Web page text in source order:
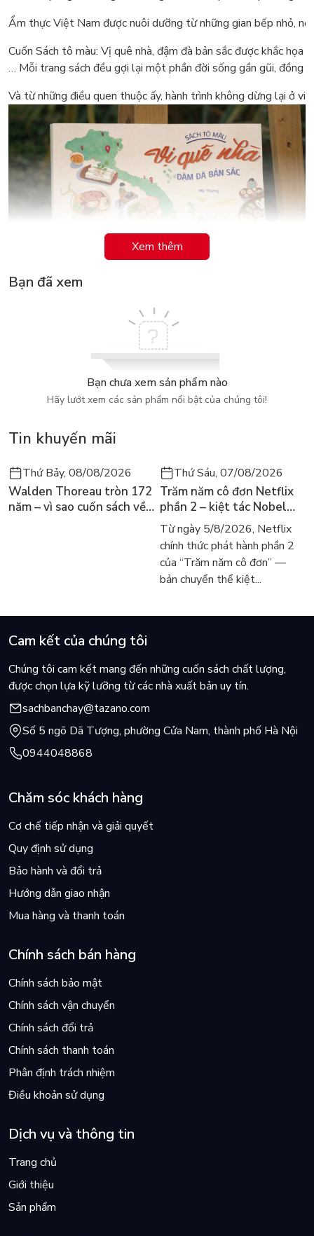
Ẩm thực Việt Nam được nuôi dưỡng từ những gian bếp nhỏ,
Cuốn Sách tô màu: Vị quê nhà, đậm đà bản sắc được khắc
… Mỗi trang sách đều gợi lại một phần đời sống gần gũi, đồng
Và từ những điều quen thuộc ấy, hành trình không dừng lại ở
Xem thêm
Bạn đã xem
Bạn chưa xem sản phẩm nào
Hãy lướt xem các sản phẩm nổi bật của chúng tôi!
Tin khuyến mãi
Thứ Bảy, 08/08/2026
Walden Thoreau tròn 172
năm – vì sao cuốn sách về
Thứ Sáu, 07/08/2026
Trăm năm cô đơn Netflix
phần 2 – kiệt tác Nobel
trở lại màn ảnh, dòng
người tìm đọc lại García
Márquez
Từ ngày 5/8/2026, Netflix
chính thức phát hành phần 2
của “Trăm năm cô đơn” —
bản chuyển thể kiệt...
Cam kết của chúng tôi
Chúng tôi cam kết mang đến những cuốn sách chất lượng,
được chọn lựa kỹ lưỡng từ các nhà xuất bản uy tín.
sachbanchay@tazano.com
Số 5 ngõ Dã Tượng, phường Cửa Nam, thành phố Hà Nội
0944048868
Chăm sóc khách hàng
Cơ chế tiếp nhận và giải quyết
Quy định sử dụng
Bảo hành và đổi trả
Hướng dẫn giao nhận
Mua hàng và thanh toán
Chính sách bán hàng
Chính sách bảo mật
Chính sách vận chuyển
Chính sách đổi trả
Chính sách thanh toán
Phân định trách nhiệm
Điều khoản sử dụng
Dịch vụ và thông tin
Trang chủ
Giới thiệu
Sản phẩm